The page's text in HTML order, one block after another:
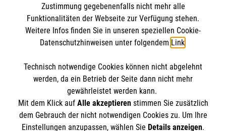
Empfänger: Malteser Hilfsdienst e.V.
Bank: Pax-Bank für Kirche und Caritas eG
IBAN: DE04370601201201206134
BIC: GENODED1PA7
So finden Sie uns
Sinterstraße 3
44795 Bochum
info.bochum@malteser.org
Reference
Der Malteser Hilfsdienst e.V. ist als eingetragene
Zustimmung gegebenenfalls nicht mehr alle
Funktionalitäten der Webseite zur Verfügung stehen.
Weitere Infos finden Sie in unseren speziellen Cookie-
Datenschutzhinweisen unter folgendem Link.
Technisch notwendige Cookies können nicht abgelehnt
werden, da ein Betrieb der Seite dann nicht mehr
gewährleistet werden kann.
Mit dem Klick auf Alle akzeptierenstimmen Sie zusätzlich
dem Gebrauch der nicht notwendigen Cookies zu. Um Ihre
Einstellungen anzupassen, wählen Sie Details anzeigen.